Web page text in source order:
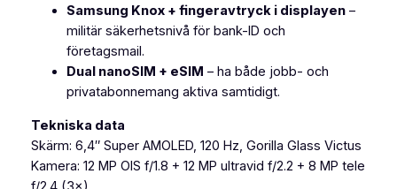
Samsung Knox + fingeravtryck i displayen–
militär säkerhetsnivå för bank-ID och
företagsmail.
Dual nanoSIM + eSIM – ha både jobb- och
privatabonnemang aktiva samtidigt.
Tekniska data
Skärm: 6,4″ Super AMOLED, 120 Hz, Gorilla Glass Victus
Kamera: 12 MP OIS f/1.8 + 12 MP ultravid f/2.2 + 8 MP tele